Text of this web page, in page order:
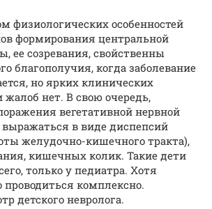
физиологических особенностей
формирования центральной
ее созревания, свойственны
благополучия, когда заболевание
но ярких клинических
нет. В свою очередь,
вегетативной нервной
в виде диспепсий
желудочно-кишечного тракта),
кишечных колик. Такие дети
только у педиатра. Хотя
комплексно.
детского невролога.